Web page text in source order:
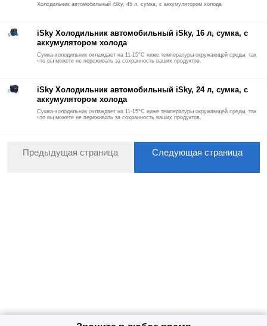
Холодильник автомобильный iSky, 45 л, сумка, с аккумулятором холода
iSky Холодильник автомобильный iSky, 16 л, сумка, с
аккумулятором холода
Сумка-холодильник охлаждает на 11-15°С ниже температуры окружающей среды, так
что вы можете не переживать за сохранность ваших продуктов.
iSky Холодильник автомобильный iSky, 24 л, сумка, с
аккумулятором холода
Сумка-холодильник охлаждает на 11-15°С ниже температуры окружающей среды, так
что вы можете не переживать за сохранность ваших продуктов.
Предыдущая страница Следующая страница